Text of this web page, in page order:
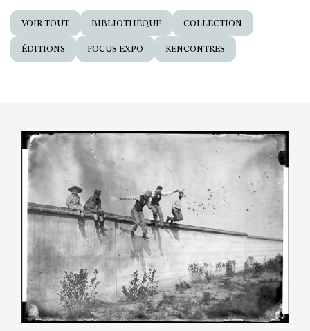
VOIR TOUT BIBLIOTHÈQUE COLLECTION
ÉDITIONS FOCUS EXPO RENCONTRES